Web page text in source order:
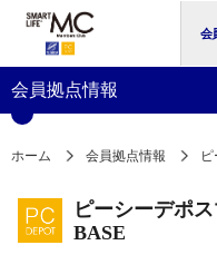
会
会員拠点情報
ホーム 会員拠点情報
ピーシーデポ
BASE